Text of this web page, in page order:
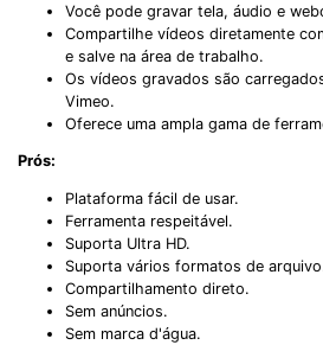
Você pode gravar tela, áudio e
Compartilhe vídeos diretamente
e salve na área de trabalho.
Os vídeos gravados são
Vimeo.
Oferece uma ampla gama de
Prós:
Plataforma fácil de usar.
Ferramenta respeitável.
Suporta Ultra HD.
Suporta vários formatos de
Compartilhamento direto.
Sem anúncios.
Sem marca d'água.